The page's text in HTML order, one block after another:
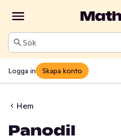
Sök
Logga in Skapa konto
Hem
Panodil